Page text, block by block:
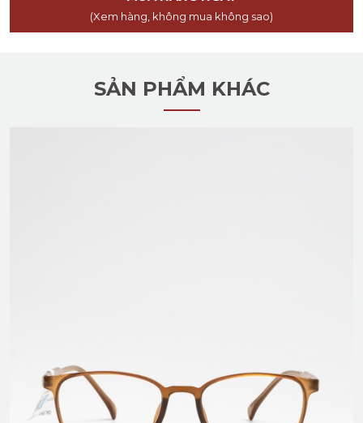
(Xem hàng, không mua không sao)
SẢN PHẨM KHÁC